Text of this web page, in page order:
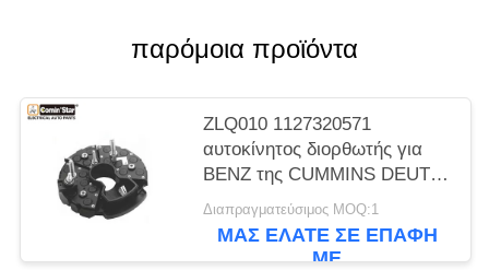
παρόμοια προϊόντα
ZLQ010 1127320571
αυτοκίνητος διορθωτής για
BENZ της CUMMINS DEUTZ
IVECO DAF το ΆΤΟΜΟ KHD
SCANIA της
Διαπραγματεύσιμος MOQ:1
ΜΑΣ ΕΛΆΤΕ ΣΕ ΕΠΑΦΉ
ΜΕ